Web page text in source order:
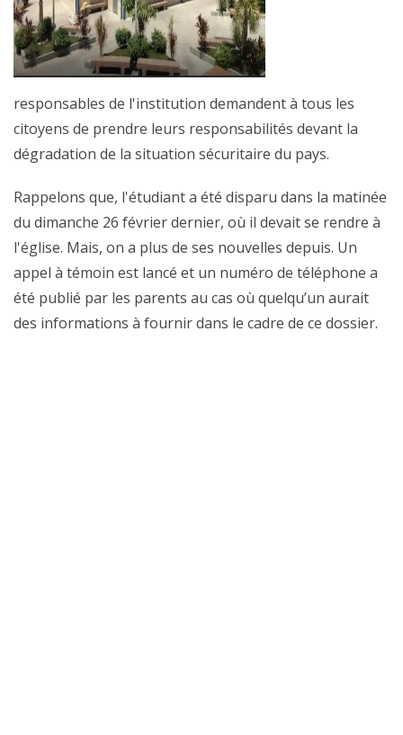
responsables de l'institution demandent à tous les
citoyens de prendre leurs responsabilités devant la
dégradation de la situation sécuritaire du pays.
Rappelons que, l'étudiant a été disparu dans la matinée
du dimanche 26 février dernier, où il devait se rendre à
l'église. Mais, on a plus de ses nouvelles depuis. Un
appel à témoin est lancé et un numéro de téléphone a
été publié par les parents au cas où quelqu’un aurait
des informations à fournir dans le cadre de ce dossier.